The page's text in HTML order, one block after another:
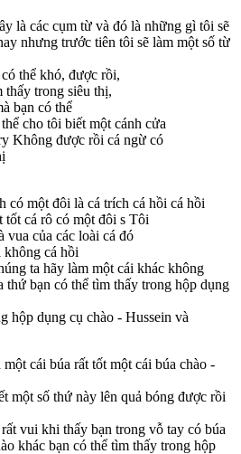
là các cụm từ và đó là những gì tôi sẽ
nhưng trước tiên tôi sẽ làm một số từ
thể khó, được rồi,
thấy trong siêu thị,
bạn có thể
cho tôi biết một cánh cửa
Không được rồi cá ngừ có
có một đôi là cá trích cá hồi cá hồi
tốt cá rô có một đôi s Tôi
vua của các loài cá đó
không cá hồi
ta hãy làm một cái khác không
thứ bạn có thể tìm thấy trong hộp dụng
hộp dụng cụ chào - Hussein và
cái búa rất tốt một cái búa chào -
một số thứ này lên quả bóng được rồi
vui khi thấy bạn trong vỗ tay có búa
khác bạn có thể tìm thấy trong hộp